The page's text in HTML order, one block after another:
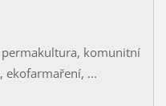
permakultura, komunitní
ekofarmaření, ...